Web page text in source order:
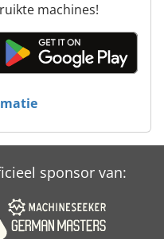
machines!
sponsor van: